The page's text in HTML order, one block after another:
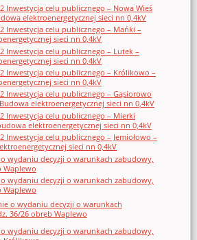
Inwestycja celu publicznego – Nowa Wieś
elektroenergetycznej sieci nn 0,4kV
Inwestycja celu publicznego – Mańki –
sieci nn 0,4kV
Inwestycja celu publicznego – Lutek –
sieci nn 0,4kV
Inwestycja celu publicznego – Królikowo –
sieci nn 0,4kV
Inwestycja celu publicznego – Gąsiorowo
elektroenergetycznej sieci nn 0,4kV
Inwestycja celu publicznego – Mierki
elektroenergetycznej sieci nn 0,4kV
Inwestycja celu publicznego – Jemiołowo –
sieci nn 0,4kV
wydaniu decyzji o warunkach zabudowy,
Waplewo
wydaniu decyzji o warunkach zabudowy,
Waplewo
o wydaniu decyzji o warunkach
36/26 obręb Waplewo
wydaniu decyzji o warunkach zabudowy,